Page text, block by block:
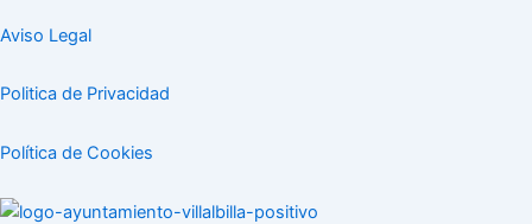
Aviso Legal
Politica de Privacidad
Política de Cookies